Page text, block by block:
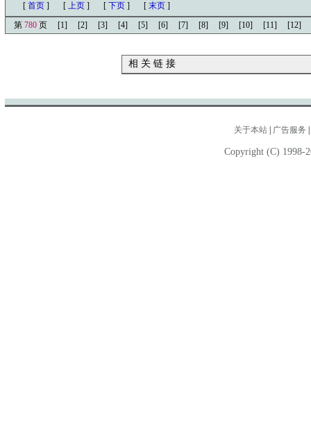
[ 首页 ] [ 上页 ] [ 下页 ] [ 末页 ]
第 780 页 [1] [2] [3] [4] [5] [6] [7] [8] [9] [10] [11] [12]
相 关 链 接
关于本站 广告服务
Copyright (C) 1998-